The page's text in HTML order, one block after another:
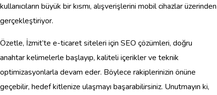
kullanıcıların büyük bir kısmı, alışverişlerini mobil cihazlar üzerinden
gerçekleştiriyor.
Özetle, İzmit’te e-ticaret siteleri için SEO çözümleri, doğru
anahtar kelimelerle başlayıp, kaliteli içerikler ve teknik
optimizasyonlarla devam eder. Böylece rakiplerinizin önüne
geçebilir, hedef kitlenize ulaşmayı başarabilirsiniz. Unutmayın ki,